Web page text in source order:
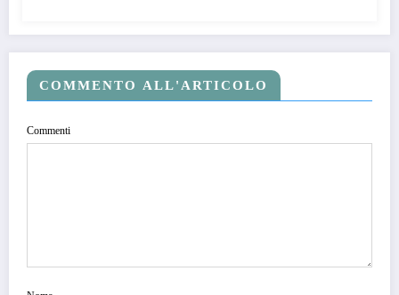
COMMENTO ALL'ARTICOLO
Commenti